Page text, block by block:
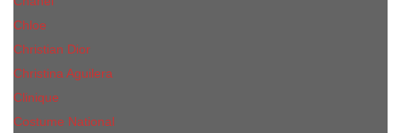
Chloe
Christian Dior
Christina Aguilera
Сliniquе
Costume National